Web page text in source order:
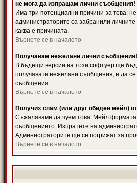
не мога да изпращам лични съобщения!
Има три потенциални причини за това:
администраторите са забранили
каква е причината.
Върнете се в началото
Получавам нежелани лични съобщения!
В бъдещи версии на този софтуер ще
получавате нежелани съобщения, е да
съобщения.
Върнете се в началото
Получих спам (или друг обиден мейл)
Съжаляваме да чуем това. Мейл формата,
съобщението. Изпратете на
Администраторите ще се погрижат за
Върнете се в началото